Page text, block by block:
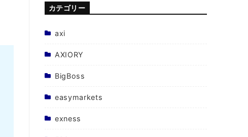
カテゴリー
axi
AXIORY
BigBoss
easymarkets
exness